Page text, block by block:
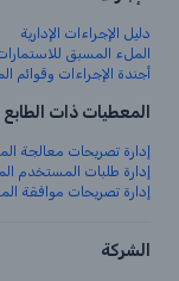
دليل الإجراءات الإدارية
الملء المسبق
أجندة الإجراءات وقوائم
المعطيات ذات
إدارة تصريحات معالجة
إدارة طلبات المستخدم
إدارة تصريحات موافقة
الشركة